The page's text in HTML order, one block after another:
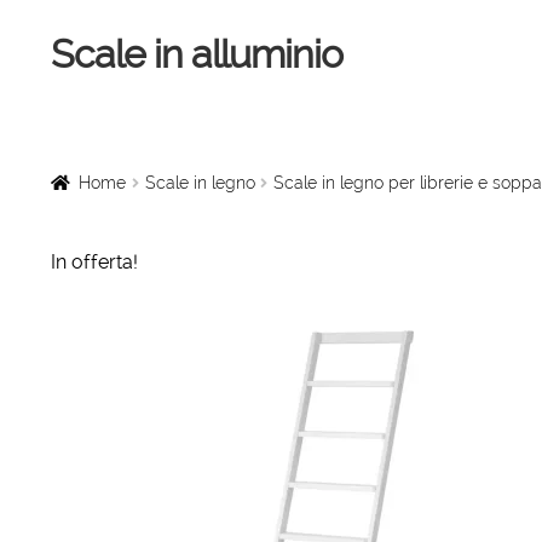
Vai
alla
Vai
al
Scale in alluminio
Scale a chiocciola
Home Scale in legno Scale in legno per librerie e
In offerta!